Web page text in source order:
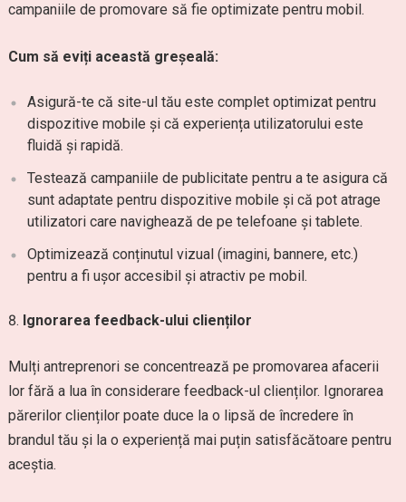
campaniile de promovare să fie optimizate pentru mobil.
Cum să eviți această greșeală:
Asigură-te că site-ul tău este complet optimizat pentru
dispozitive mobile și că experiența utilizatorului este
fluidă și rapidă.
Testează campaniile de publicitate pentru a te asigura că
sunt adaptate pentru dispozitive mobile și că pot atrage
utilizatori care navighează de pe telefoane și tablete.
Optimizează conținutul vizual (imagini, bannere, etc.)
pentru a fi ușor accesibil și atractiv pe mobil.
Ignorarea feedback-ului clienților
Mulți antreprenori se concentrează pe promovarea afacerii
lor fără a lua în considerare feedback-ul clienților. Ignorarea
părerilor clienților poate duce la o lipsă de încredere în
brandul tău și la o experiență mai puțin satisfăcătoare pentru
aceștia.